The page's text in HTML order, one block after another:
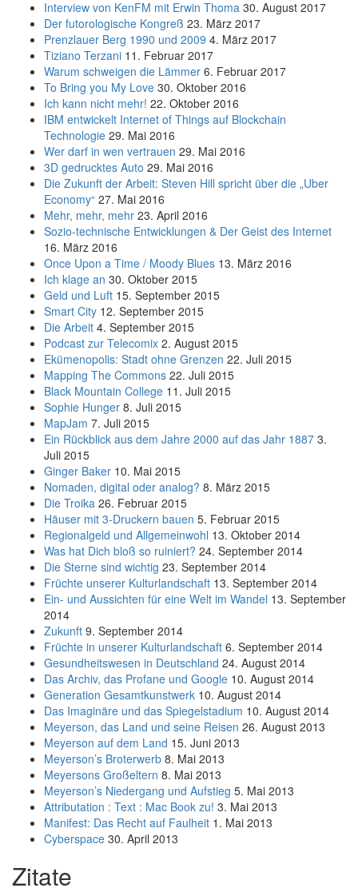
Interview von KenFM mit Erwin Thoma 30. August 2017
Der futorologische Kongreß 23. März 2017
Prenzlauer Berg 1990 und 2009 4. März 2017
Tiziano Terzani 11. Februar 2017
Warum schweigen die Lämmer 6. Februar 2017
To Bring you My Love 30. Oktober 2016
Ich kann nicht mehr! 22. Oktober 2016
IBM entwickelt Internet of Things auf Blockchain
Technologie 29. Mai 2016
Wer darf in wen vertrauen 29. Mai 2016
3D gedrucktes Auto 29. Mai 2016
Die Zukunft der Arbeit: Steven Hill spricht über die „Uber
Economy“ 27. Mai 2016
Mehr, mehr, mehr 23. April 2016
Sozio-technische Entwicklungen & Der Geist des Internet
16. März 2016
Once Upon a Time / Moody Blues 13. März 2016
Ich klage an 30. Oktober 2015
Geld und Luft 15. September 2015
Smart City 12. September 2015
Die Arbeit 4. September 2015
Podcast zur Telecomix 2. August 2015
Ekümenopolis: Stadt ohne Grenzen 22. Juli 2015
Mapping The Commons 22. Juli 2015
Black Mountain College 11. Juli 2015
Sophie Hunger 8. Juli 2015
MapJam 7. Juli 2015
Ein Rückblick aus dem Jahre 2000 auf das Jahr 1887 3.
Juli 2015
Ginger Baker 10. Mai 2015
Nomaden, digital oder analog? 8. März 2015
Die Troika 26. Februar 2015
Häuser mit 3-Druckern bauen 5. Februar 2015
Regionalgeld und Allgemeinwohl 13. Oktober 2014
Was hat Dich bloß so ruiniert? 24. September 2014
Die Sterne sind wichtig 23. September 2014
Früchte unserer Kulturlandschaft 13. September 2014
Ein- und Aussichten für eine Welt im Wandel 13. September
2014
Zukunft 9. September 2014
Früchte in unserer Kulturlandschaft 6. September 2014
Gesundheitswesen in Deutschland 24. August 2014
Das Archiv, das Profane und Google 10. August 2014
Generation Gesamtkunstwerk 10. August 2014
Das Imaginäre und das Spiegelstadium 10. August 2014
Meyerson, das Land und seine Reisen 26. August 2013
Meyerson auf dem Land 15. Juni 2013
Meyerson’s Broterwerb 8. Mai 2013
Meyersons Großeltern 8. Mai 2013
Meyerson’s Niedergang und Aufstieg 5. Mai 2013
Attributation : Text : Mac Book zu! 3. Mai 2013
Manifest: Das Recht auf Faulheit 1. Mai 2013
Cyberspace 30. April 2013
Zitate